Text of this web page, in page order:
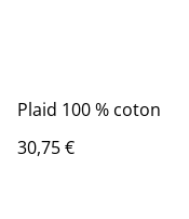
Plaid 100 % coton
30,75 €